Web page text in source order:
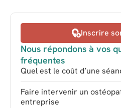
Inscrire
Nous répondons à vos
fréquentes
Quel est le coût d’une
Faire intervenir un
entreprise